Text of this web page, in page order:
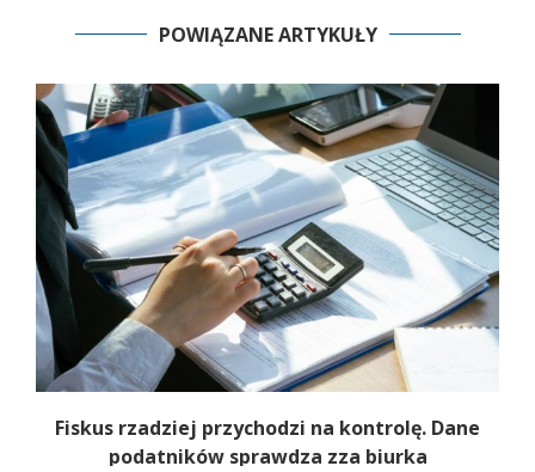
POWIĄZANE ARTYKUŁY
Fiskus rzadziej przychodzi na kontrolę. Dane
podatników sprawdza zza biurka